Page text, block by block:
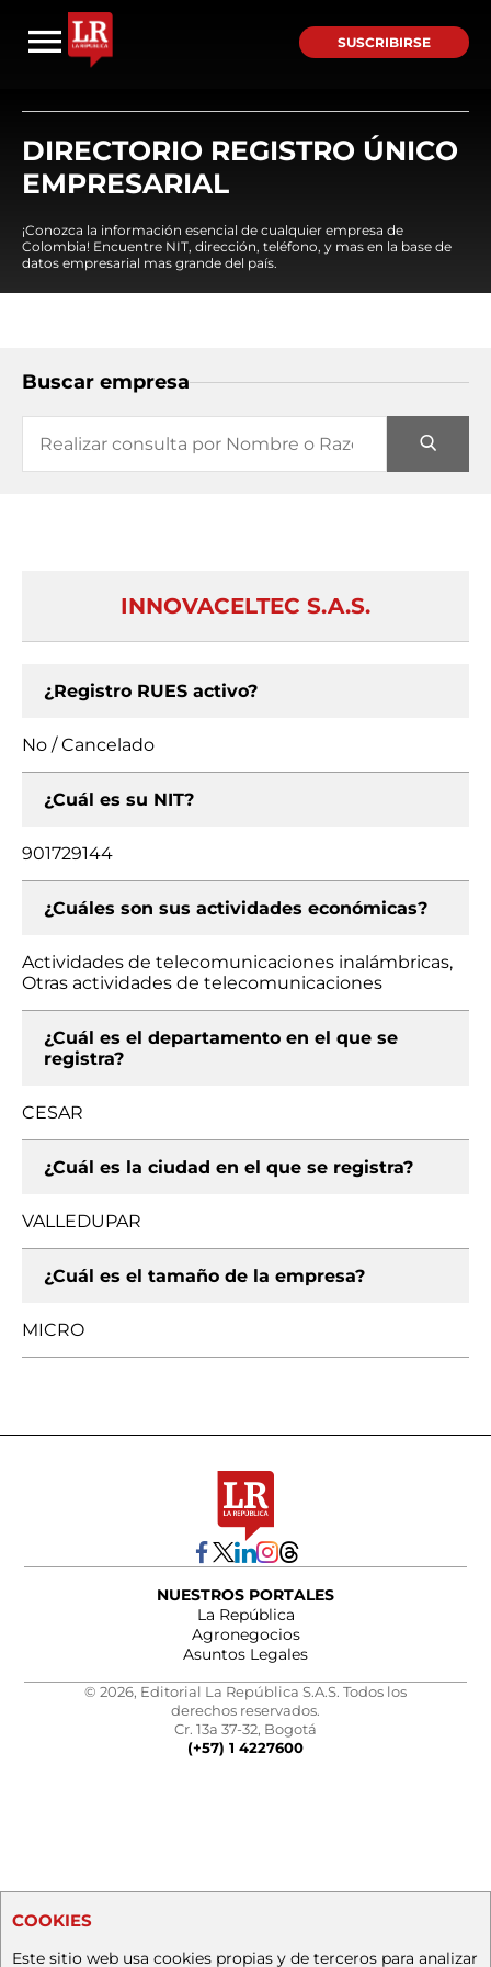
SUSCRIBIRSE
DIRECTORIO REGISTRO ÚNICO
EMPRESARIAL
¡Conozca la información esencial de cualquier empresa de
Colombia! Encuentre NIT, dirección, teléfono, y mas en la base de
datos empresarial mas grande del país.
Buscar empresa
INNOVACELTEC S.A.S.
¿Registro RUES activo?
No / Cancelado
¿Cuál es su NIT?
901729144
¿Cuáles son sus actividades económicas?
Actividades de telecomunicaciones inalámbricas,
Otras actividades de telecomunicaciones
¿Cuál es el departamento en el que se
registra?
CESAR
¿Cuál es la ciudad en el que se registra?
VALLEDUPAR
¿Cuál es el tamaño de la empresa?
MICRO
NUESTROS PORTALES
La República
Agronegocios
Asuntos Legales
© 2026, Editorial La República S.A.S. Todos los
derechos reservados.
Cr. 13a 37-32, Bogotá
(+57) 1 4227600
COOKIES
Este sitio web usa cookies propias y de terceros para analizar